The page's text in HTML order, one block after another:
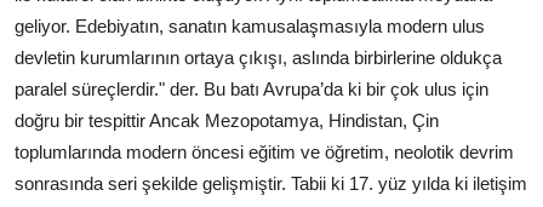
geliyor. Edebiyatın, sanatın kamusalaşmasıyla modern ulus
devletin kurumlarının ortaya çıkışı, aslında birbirlerine oldukça
paralel süreçlerdir." der. Bu batı Avrupa’da ki bir çok ulus için
doğru bir tespittir Ancak Mezopotamya, Hindistan, Çin
toplumlarında modern öncesi eğitim ve öğretim, neolotik devrim
sonrasında seri şekilde gelişmiştir. Tabii ki 17. yüz yılda ki iletişim